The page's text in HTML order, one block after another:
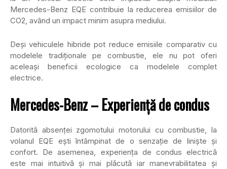
Mercedes-Benz EQE contribuie la reducerea emisiilor de
CO2, având un impact minim asupra mediului.
Deși vehiculele hibride pot reduce emisiile comparativ cu
modelele tradiționale pe combustie, ele nu pot oferi
aceleași beneficii ecologice ca modelele complet
electrice.
Mercedes-Benz – Experiență de condus
Datorită absenței zgomotului motorului cu combustie, la
volanul EQE ești întâmpinat de o senzație de liniște și
confort. De asemenea, experiența de condus electrică
este mai intuitivă și mai plăcută iar manevrabilitatea și